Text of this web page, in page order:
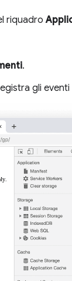
riquadro
.
gli